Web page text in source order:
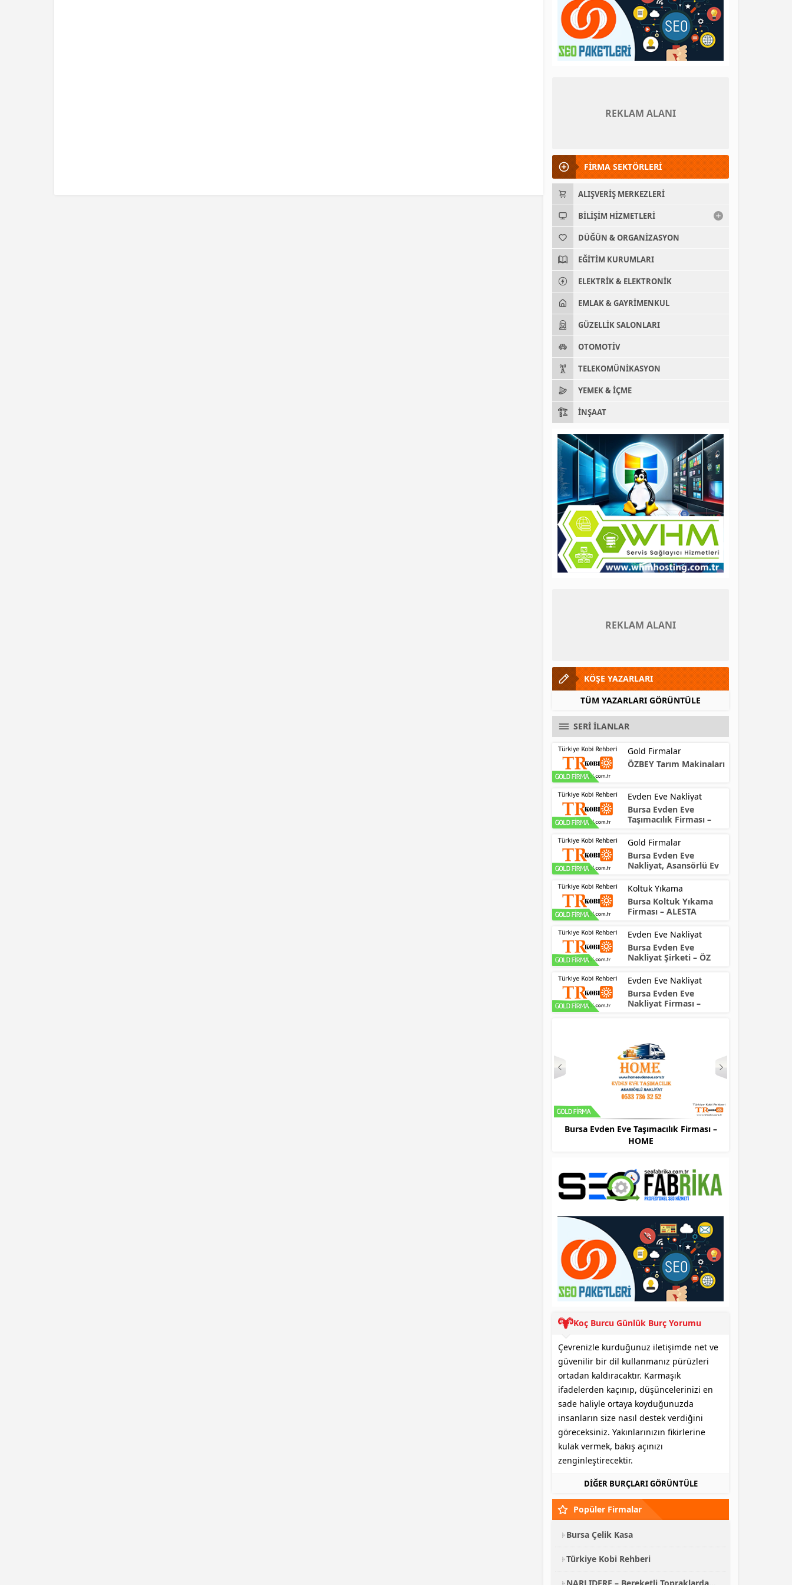
REKLAM ALANI
FİRMA SEKTÖRLERİ
ALIŞVERIŞ MERKEZLERI
BILIŞIM HIZMETLERI
DÜĞÜN & ORGANIZASYON
EĞITIM KURUMLARI
ELEKTRIK & ELEKTRONIK
EMLAK & GAYRIMENKUL
GÜZELLIK SALONLARI
OTOMOTIV
TELEKOMÜNIKASYON
YEMEK & İÇME
İNŞAAT
REKLAM ALANI
KÖŞE YAZARLARI
TÜM YAZARLARI GÖRÜNTÜLE
SERİ İLANLAR
Gold Firmalar
ÖZBEY Tarım Makinaları
Evden Eve Nakliyat
Bursa Evden Eve
Taşımacılık Firması –
Gold Firmalar
Bursa Evden Eve
Nakliyat, Asansörlü Ev
Koltuk Yıkama
Bursa Koltuk Yıkama
Firması – ALESTA
Evden Eve Nakliyat
Bursa Evden Eve
Nakliyat Şirketi – ÖZ
Evden Eve Nakliyat
Bursa Evden Eve
Nakliyat Firması –
Bursa Evden Eve Taşımacılık Firması –
HOME
Koç Burcu Günlük Burç Yorumu
Çevrenizle kurduğunuz iletişimde net ve
güvenilir bir dil kullanmanız pürüzleri
ortadan kaldıracaktır. Karmaşık
ifadelerden kaçınıp, düşüncelerinizi en
sade haliyle ortaya koyduğunuzda
insanların size nasıl destek verdiğini
göreceksiniz. Yakınlarınızın fikirlerine
kulak vermek, bakış açınızı
zenginleştirecektir.
DİĞER BURÇLARI GÖRÜNTÜLE
Popüler Firmalar
Bursa Çelik Kasa
Türkiye Kobi Rehberi